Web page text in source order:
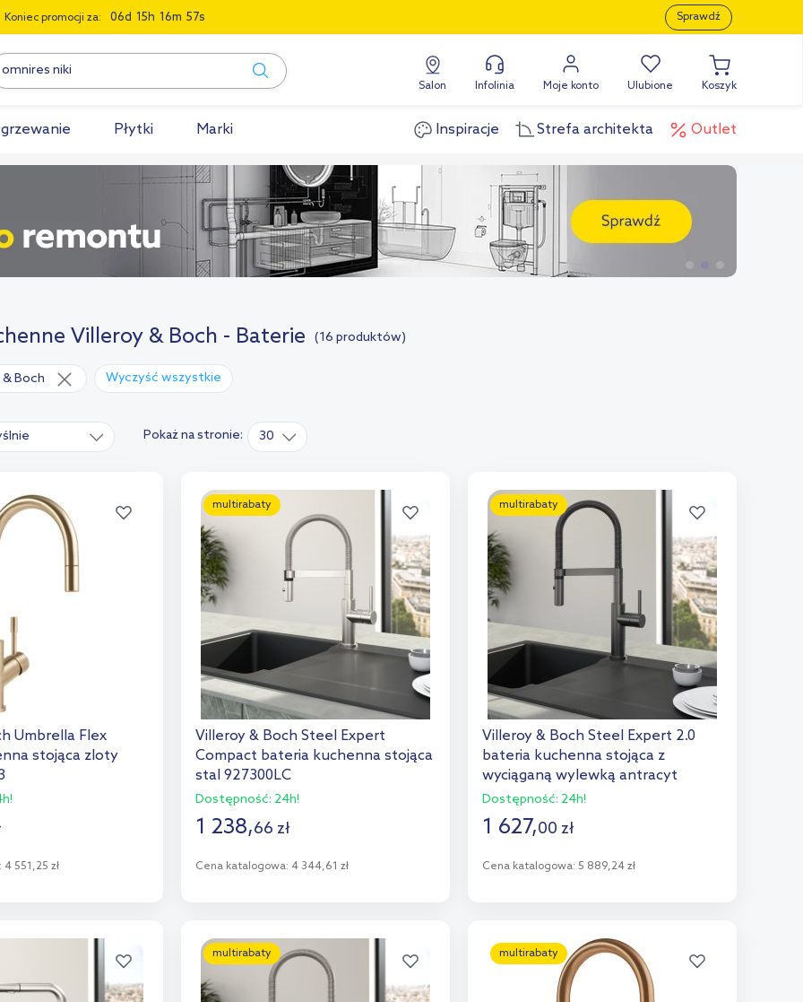
Koniec promocji za: 06 15 16 56 Sprawdź
Salon Infolinia Moje konto Ulubione Koszyk
Płytki Marki Inspiracje Strefa architekta Outlet
Villeroy & Boch - Baterie (16 produktów)
Boch Wyczyść wszystkie
Pokaż na stronie: 30
Umbrella Flex
stojąca zloty
4 551,25 zł
do porównania
multirabaty
Villeroy & Boch Steel Expert
Compact bateria kuchenna stojąca
stal 927300LC
Dostępność: 24h!
1 238,66 zł
Cena katalogowa: 4 344,61 zł
Dodaj do porównania
multirabaty
Villeroy & Boch Steel Expert 2.0
bateria kuchenna stojąca z
wyciąganą wylewką antracyt
92800005
Dostępność: 24h!
1 627,00 zł
Cena katalogowa: 5 889,24 zł
Dodaj do porównania
multirabaty multirabaty